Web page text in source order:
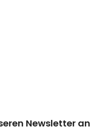
Newsletter an